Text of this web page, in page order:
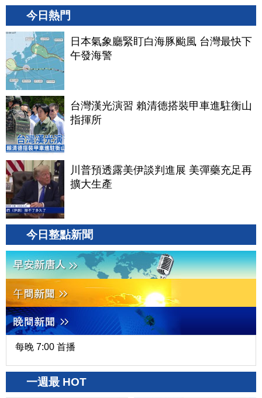
今日熱門
日本氣象廳緊盯白海豚颱風 台灣最快下
午發海警
台灣漢光演習 賴清德搭裝甲車進駐衡山
指揮所
川普預透露美伊談判進展 美彈藥充足再
擴大生產
今日整點新聞
每晚 7:00 首播
一週最 HOT